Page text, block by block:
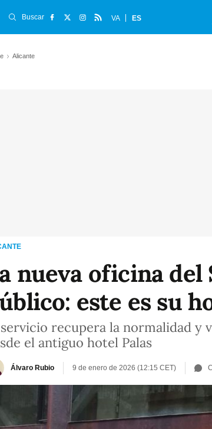
Buscar VA ES
Alicante
nueva oficina del
este es su
recupera la normalidad y
el antiguo hotel Palas
Álvaro Rubio 9 de enero de 2026 (12:15 CET)